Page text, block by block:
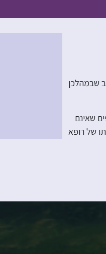
שבמהלכן
שאינם
של רופא